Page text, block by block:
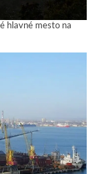
hlavné mesto na